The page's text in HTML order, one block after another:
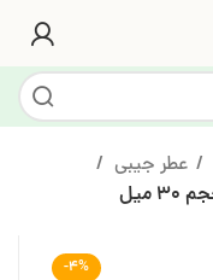
عطر جیبی
-4%